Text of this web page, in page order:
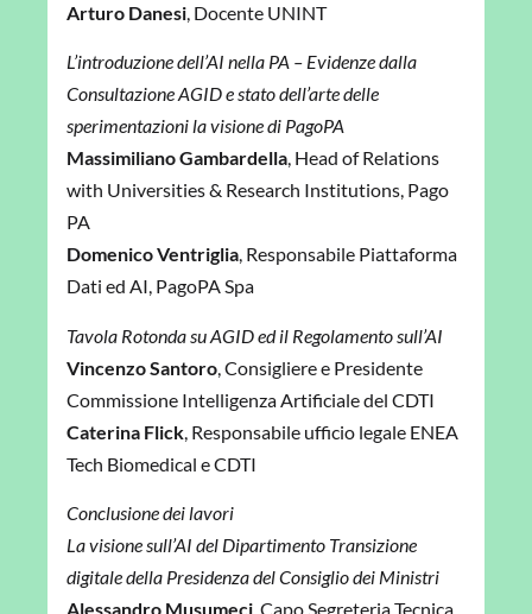
Arturo Danesi, Docente UNINT
L’introduzione dell’AI nella PA – Evidenze dalla
Consultazione AGID e stato dell’artedelle
sperimentazioni la visione di PagoPA
Massimiliano Gambardella, Head of Relations
with Universities & Research Institutions, Pago
PA
Domenico Ventriglia, Responsabile Piattaforma
Dati ed AI, PagoPA Spa
Tavola Rotonda su AGID ed il Regolamento sull’AI
Vincenzo Santoro, Consigliere e Presidente
Commissione Intelligenza Artificiale del CDTI
Caterina Flick, Responsabile ufficio legale ENEA
Tech Biomedical e CDTI
Conclusione dei lavori
La visione sull’AI del Dipartimento Transizione
digitale della Presidenza del Consiglio dei Ministri
Alessandro Musumeci , Capo Segreteria Tecnica